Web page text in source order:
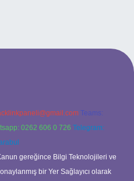
Teams:
0262 606 0 726 Telegram:
gereğince Bilgi Teknolojileri ve
bir Yer Sağlayıcı olarak